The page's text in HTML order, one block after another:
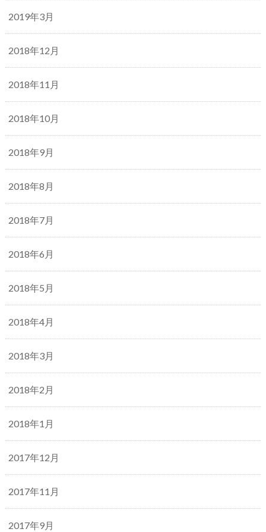
2019年3月
2018年12月
2018年11月
2018年10月
2018年9月
2018年8月
2018年7月
2018年6月
2018年5月
2018年4月
2018年3月
2018年2月
2018年1月
2017年12月
2017年11月
2017年9月